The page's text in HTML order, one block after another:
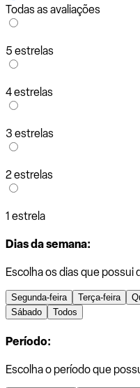
Todas as avaliações
5 estrelas
4 estrelas
3 estrelas
2 estrelas
1 estrela
Dias da semana:
Escolha os dias que possui
Segunda-feira Terça-feira
Sábado
Todos
Período:
Escolha o período que